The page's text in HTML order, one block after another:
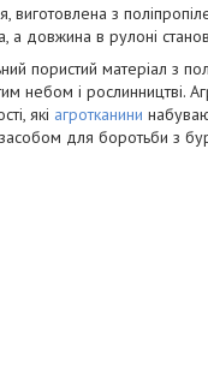
виготовлена з
довжина в рулоні
пористий матеріал з
небом і рослинництві.
які агротканини
для боротьби з